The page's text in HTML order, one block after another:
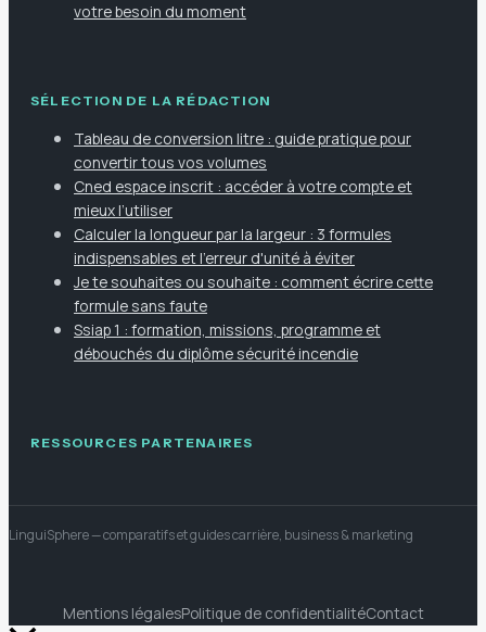
votre besoin du moment
SÉLECTION DE LA RÉDACTION
Tableau de conversion litre : guide pratique pour
convertir tous vos volumes
Cned espace inscrit : accéder à votre compte et
mieux l’utiliser
Calculer la longueur par la largeur : 3 formules
indispensables et l'erreur d'unité à éviter
Je te souhaites ou souhaite : comment écrire cette
formule sans faute
Ssiap 1 : formation, missions, programme et
débouchés du diplôme sécurité incendie
RESSOURCES PARTENAIRES
LinguiSphere— comparatifs et guides carrière, business & marketing
Mentions légalesPolitique de confidentialitéContact